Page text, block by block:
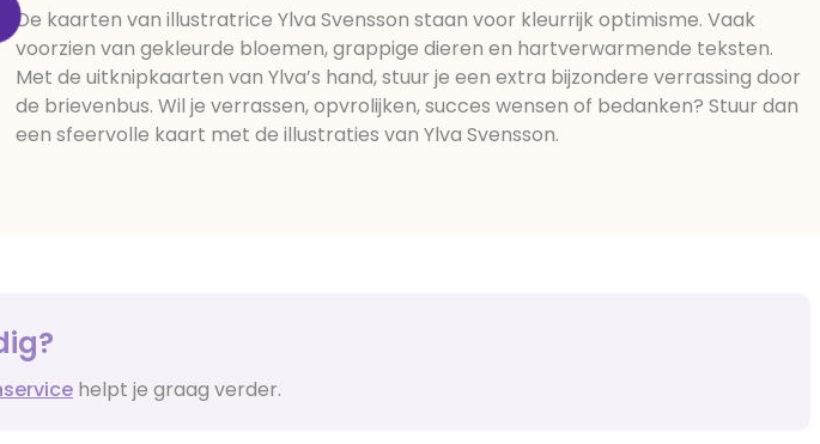
De kaarten van illustratrice Ylva Svensson staan voor kleurrijk optimisme. Vaak
voorzien van gekleurde bloemen, grappige dieren en hartverwarmende teksten.
Met de uitknipkaarten van Ylva’s hand, stuur je een extra bijzondere verrassing door
de brievenbus. Wil je verrassen, opvrolijken, succes wensen of bedanken? Stuur dan
een sfeervolle kaart met de illustraties van Ylva Svensson.
helpt je graag verder.